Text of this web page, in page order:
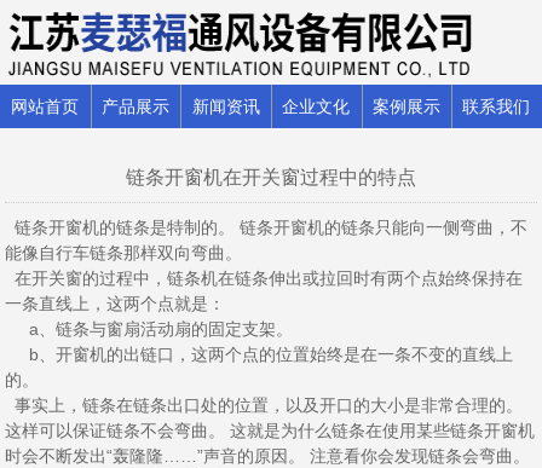
网站首页 产品展示 新闻资讯 企业文化 案例展示 联系我们
链条开窗机在开关窗过程中的特点
链条开窗机的链条是特制的。 链条开窗机的链条只能向一侧弯曲，不
能像自行车链条那样双向弯曲。
在开关窗的过程中，链条机在链条伸出或拉回时有两个点始终保持在
一条直线上，这两个点就是：
a、链条与窗扇活动扇的固定支架。
b、开窗机的出链口，这两个点的位置始终是在一条不变的直线上
的。
事实上，链条在链条出口处的位置，以及开口的大小是非常合理的。
这样可以保证链条不会弯曲。 这就是为什么链条在使用某些链条开窗机
时会不断发出“轰隆隆……”声音的原因。 注意看你会发现链条会弯曲。